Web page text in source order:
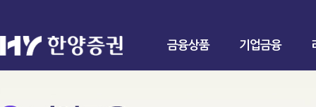
금융상품 기업금융